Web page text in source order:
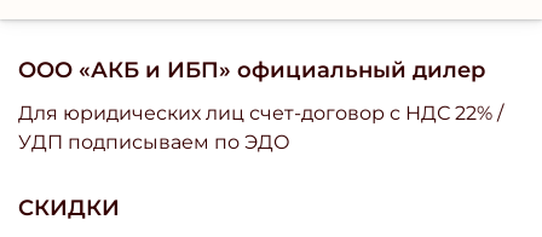
ООО «АКБ и ИБП» официальный дилер
Для юридических лиц счет-договор с НДС 22% /
УДП подписываем по ЭДО
СКИДКИ